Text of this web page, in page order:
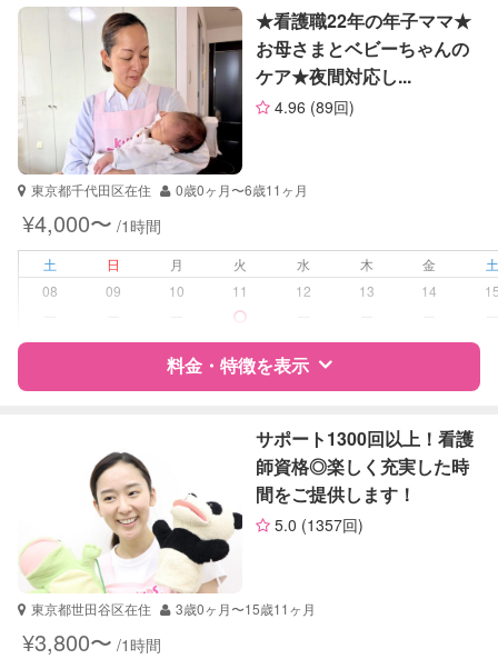
特徴 料金 レビュー
サポートの特徴
企業型割引対象(旧内閣府補助対象)
自治体届出済ベビーシッター
保育士
幼稚園教諭
ビーシッター
受験対策 小学校受験
学校/塾の補習・宿題 なし
★看護職22年の年子ママ★
お母さまとベビーちゃんの
ケア★夜間対応し...
4.96 (89回)
東京都千代田区在住 0歳0ヶ月〜6歳11ヶ月
¥4,000〜 /1時間
土 日 月 火 水 木 金
08
09 10 11 12 13 14
料金・特徴を表示
サポートの特徴
資格
企業型割引対象(旧内閣府補助対象)
自治体届出済ベビーシッター
看護師
助産師
サポート1300回以上！看護
師資格◎楽しく充実した時
間をご提供します！
5.0 (1357回)
東京都世田谷区在住 3歳0ヶ月〜15歳11ヶ月
¥3,800〜 /1時間